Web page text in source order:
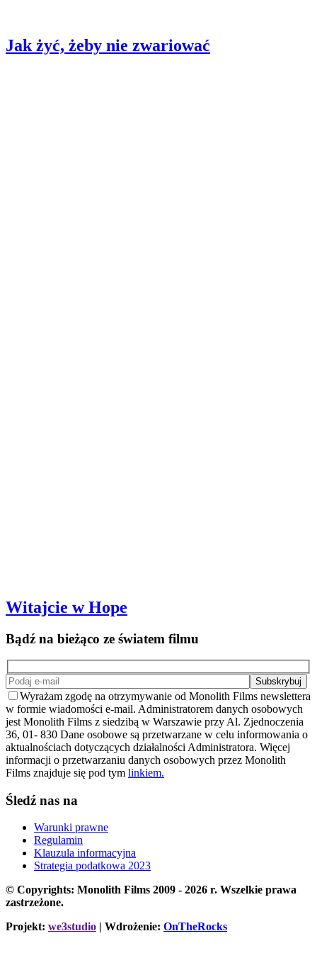
Jak żyć, żeby nie zwariować
Witajcie w Hope
Bądź na bieżąco ze światem filmu
Wyrażam zgodę na otrzymywanie od Monolith Films newslettera
w formie wiadomości e-mail. Administratorem danych osobowych
jest Monolith Films z siedzibą w Warszawie przy Al. Zjednoczenia
36, 01- 830 Dane osobowe są przetwarzane w celu informowania o
aktualnościach dotyczących działalności Administratora. Więcej
informacji o przetwarzaniu danych osobowych przez Monolith
Films znajduje się pod tym linkiem.
Śledź nas na
Warunki prawne
Regulamin
Klauzula informacyjna
Strategia podatkowa 2023
© Copyrights: Monolith Films 2009 - 2026 r. Wszelkie prawa
zastrzeżone.
Projekt: we3studio | Wdrożenie: OnTheRocks